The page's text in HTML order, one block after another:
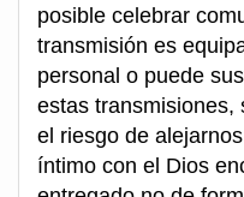
posible celebrar
transmisión es
personal o puede
estas transmisiones,
el riesgo de
íntimo con el Dios